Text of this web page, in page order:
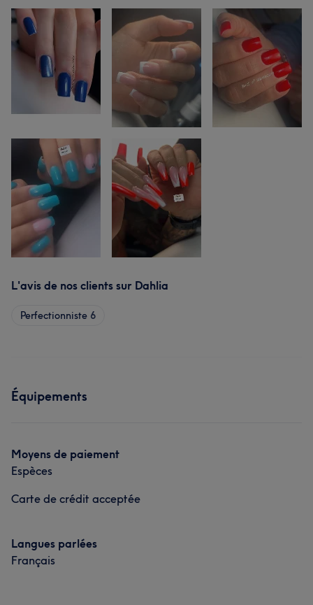
L'avis de nos clients sur Dahlia
Perfectionniste 6
Équipements
Moyens de paiement
Espèces
Carte de crédit acceptée
Langues parlées
Français